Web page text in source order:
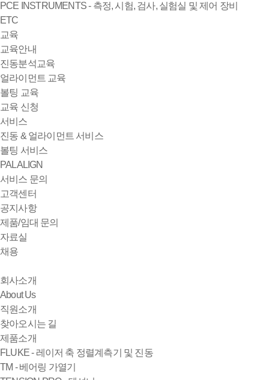
PCE INSTRUMENTS - 측정, 시험, 검사, 실험실 및 제어 장비
ETC
교육
교육안내
진동분석교육
얼라이먼트 교육
볼팅 교육
교육 신청
서비스
진동 & 얼라이먼트 서비스
볼팅 서비스
PALALIGN
서비스 문의
고객센터
공지사항
제품/임대 문의
자료실
채용
회사소개
About Us
직원소개
찾아오시는 길
제품소개
FLUKE - 레이저 축 정렬계측기 및 진동
TM - 베어링 가열기